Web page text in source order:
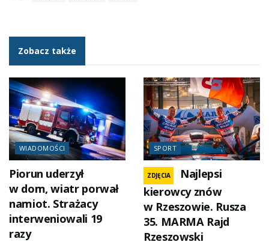
Zobacz także
WIADOMOŚCI
Piorun uderzył
w dom, wiatr porwał
namiot. Strażacy
interweniowali 19
razy
SPORT
ZDJĘCIA
Najlepsi
kierowcy znów
w Rzeszowie. Rusza
35. MARMA Rajd
Rzeszowski